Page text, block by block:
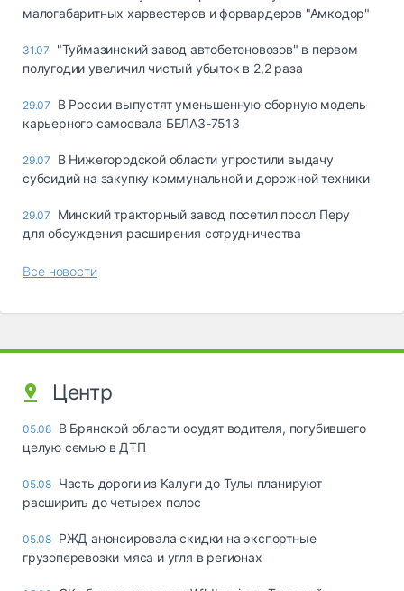
малогабаритных харвестеров и форвардеров "Амкодор"
31.07
"Туймазинский завод автобетоновозов" в первом
полугодии увеличил чистый убыток в 2,2 раза
29.07
В России выпустят уменьшенную сборную модель
карьерного самосвала БЕЛАЗ-7513
29.07
В Нижегородской области упростили выдачу
субсидий на закупку коммунальной и дорожной техники
29.07
Минский тракторный завод посетил посол Перу
для обсуждения расширения сотрудничества
Все новости
Центр
05.08 В Брянской области осудят водителя, погубившего
целую семью в ДТП
05.08 Часть дороги из Калуги до Тулы планируют
расширить до четырех полос
05.08 РЖД анонсировала скидки на экспортные
грузоперевозки мяса и угля в регионах